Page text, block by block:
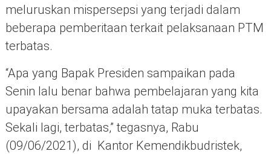
meluruskan mispersepsi yang terjadi dalam
beberapa pemberitaan terkait pelaksanaan PTM
terbatas.
“Apa yang Bapak Presiden sampaikan pada
Senin lalu benar bahwa pembelajaran yang kita
upayakan bersama adalah tatap muka terbatas.
Sekali lagi, terbatas,” tegasnya, Rabu
(09/06/2021), di Kantor Kemendikbudristek,